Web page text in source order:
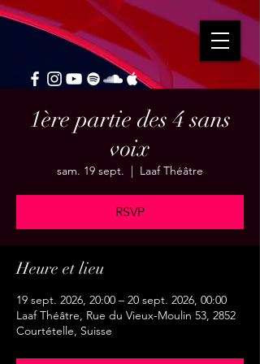
1ère partie des 4 sans
voix
sam. 19 sept.
  |
Laaf Théâtre
RSVP
Heure et lieu
19 sept. 2026, 20:00 – 20 sept. 2026, 00:00
Laaf Théâtre, Rue du Vieux-Moulin 53, 2852
Courtételle, Suisse